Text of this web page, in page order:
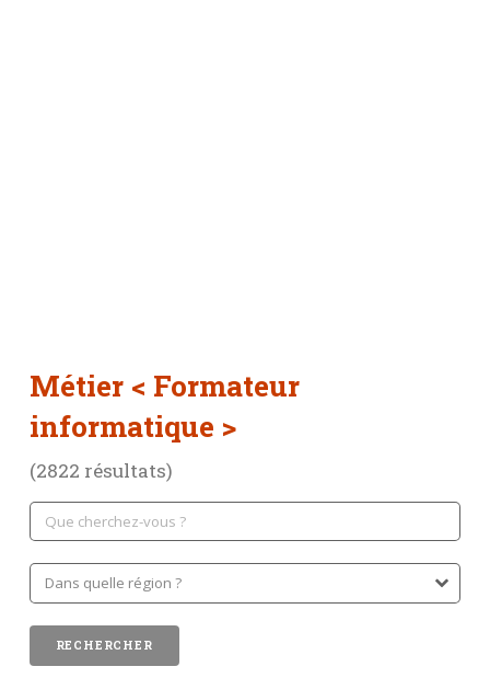
Métier < Formateur
informatique >
(2822 résultats)